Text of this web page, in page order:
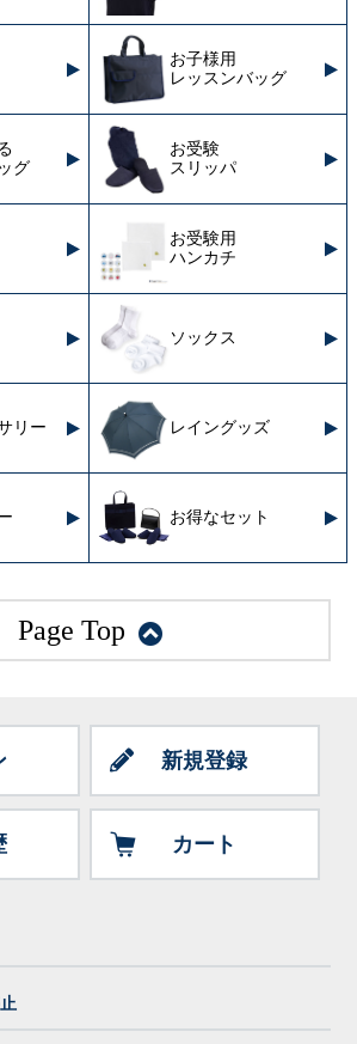
お子様用
レッスンバッグ
グ
お受験
スリッパ
お受験用
ハンカチ
ソックス
リー レイングッズ
お得なセット
Page Top
新規登録
カート